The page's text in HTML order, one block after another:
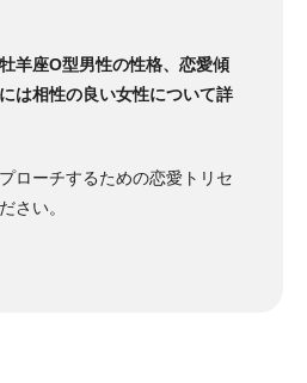
羊座O型男性の性格、恋愛傾
は相性の良い女性について詳
ローチするための恋愛トリセ
さい。